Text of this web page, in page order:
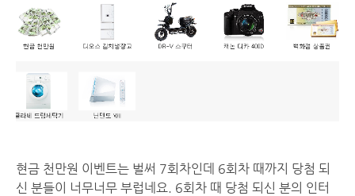
현금 천만원 이벤트는 벌써 7회차인데 6회차 때까지 당첨 되
신 분들이 너무너무 부럽네요. 6회차 때 당첨 되신 분의 인터